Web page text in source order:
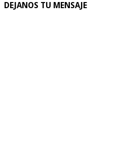
DEJANOS TU MENSAJE